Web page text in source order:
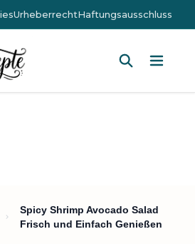
UrheberrechtHaftungsausschluss
Spicy Shrimp Avocado Salad
Frisch und Einfach Genießen